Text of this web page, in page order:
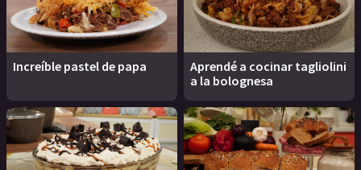
Increíble pastel de papa
Aprendé a cocinar tagliolini
a la bolognesa